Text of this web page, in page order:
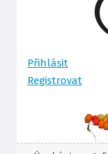
Přihlásit
Registrovat